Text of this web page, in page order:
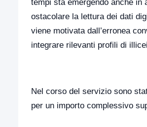
tempi sta emergendo anche in
ostacolare la lettura dei dati
viene motivata dall’erronea
integrare rilevanti profili di
Nel corso del servizio sono
per un importo complessivo